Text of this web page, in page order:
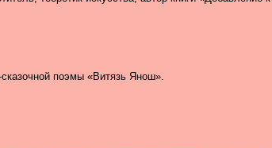
поэмы «Витязь Янош».